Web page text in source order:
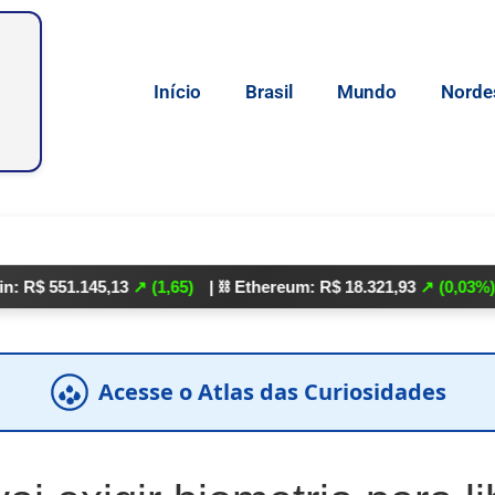
Início Brasil Mundo
↗ (1,65) | ⛓️ Ethereum: R$ 18.321,93↗ (0,03%) | 🌕
Acesse o Atlas das Curiosidades